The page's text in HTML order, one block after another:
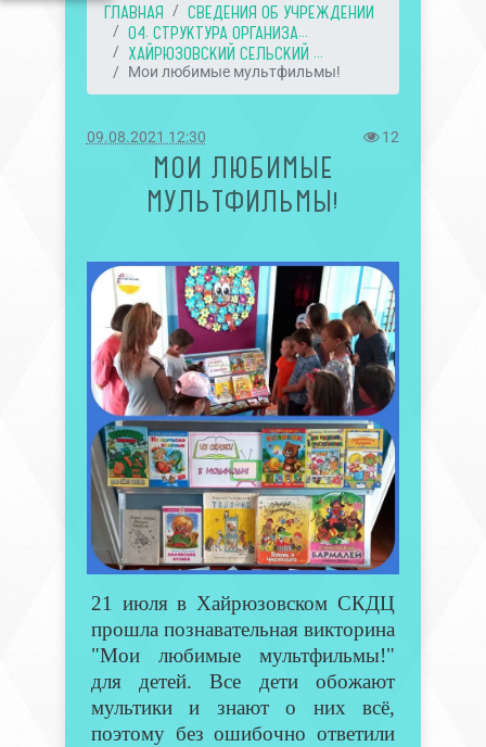
ГЛАВНАЯ
СВЕДЕНИЯ ОБ УЧРЕЖДЕНИИ
04. СТРУКТУРА ОРГАНИЗА...
ХАЙРЮЗОВСКИЙ СЕЛЬСКИЙ ...
Мои любимые мультфильмы!
09.08.2021 12:30 12
МОИ ЛЮБИМЫЕ
МУЛЬТФИЛЬМЫ!
21 июля в Хайрюзовском СКДЦ
прошла познавательная викторина
"Мои любимые мультфильмы!"
для детей. Все дети обожают
мультики и знают о них всё,
поэтому без ошибочно ответили